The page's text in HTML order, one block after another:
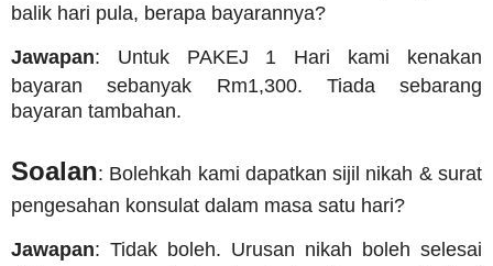
balik hari pula, berapa bayarannya?
Jawapan: Untuk PAKEJ 1 Hari kami kenakan
bayaran sebanyak Rm1,300. Tiada sebarang
bayaran tambahan.
Soalan: Bolehkah kami dapatkan sijil nikah & surat
pengesahan konsulat dalam masa satu hari?
Jawapan: Tidak boleh. Urusan nikah boleh selesai